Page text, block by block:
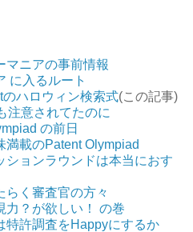
ニアの事前情報
に入るルート
ハロウィン検索式(この記事)
注意されてたのに
の前日
載のPatent Olympiad
ョンラウンドは本当におす
く審査官の方々
？が欲しい！ の巻
許調査をHappyにするか